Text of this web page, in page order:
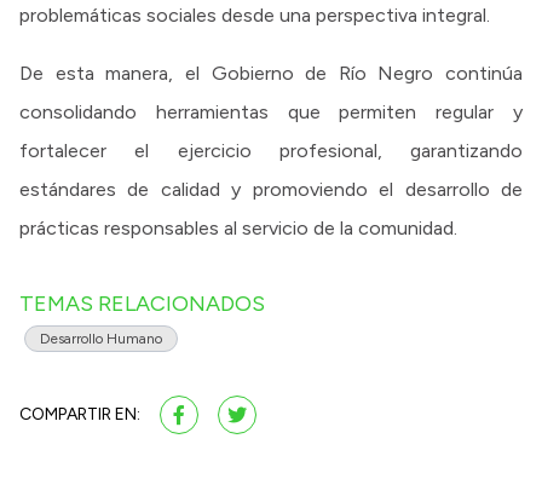
problemáticas sociales desde una perspectiva integral.
De esta manera, el Gobierno de Río Negro continúa
consolidando herramientas que permiten regular y
fortalecer el ejercicio profesional, garantizando
estándares de calidad y promoviendo el desarrollo de
prácticas responsables al servicio de la comunidad.
TEMAS RELACIONADOS
Desarrollo Humano
COMPARTIR EN: